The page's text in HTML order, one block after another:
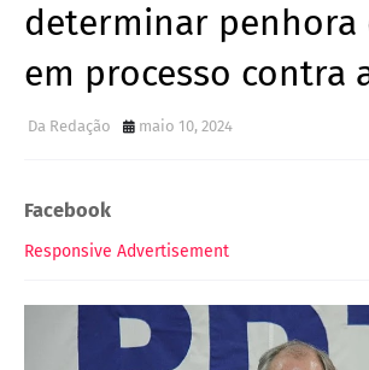
determinar penhora
em processo contra
Da Redação maio 10, 2024
Facebook
Responsive Advertisement